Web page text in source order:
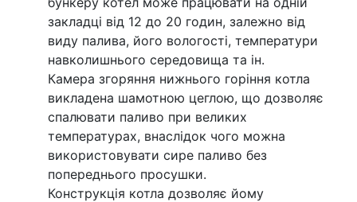
закладці від 12 до 20 годин, залежно від
виду палива, його вологості, температури
навколишнього середовища та ін.
Камера згоряння нижнього горіння котла
викладена шамотною цеглою, що дозволяє
спалювати паливо при великих
температурах, внаслідок чого можна
використовувати сире паливо без
попереднього просушки.
Конструкція котла дозволяє йому